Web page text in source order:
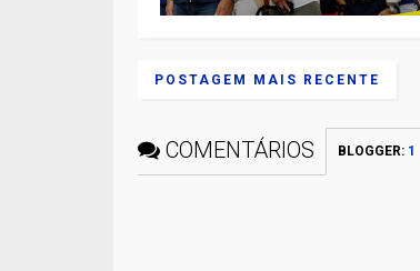
POSTAGEM MAIS RECENTE
COMENTÁRIOS BLOGGER: 1